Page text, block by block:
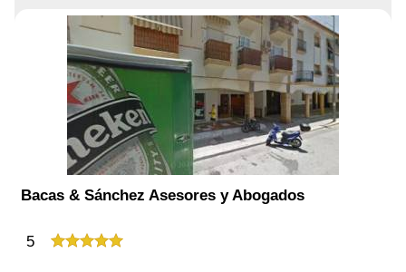
Bacas & Sánchez Asesores y Abogados
5